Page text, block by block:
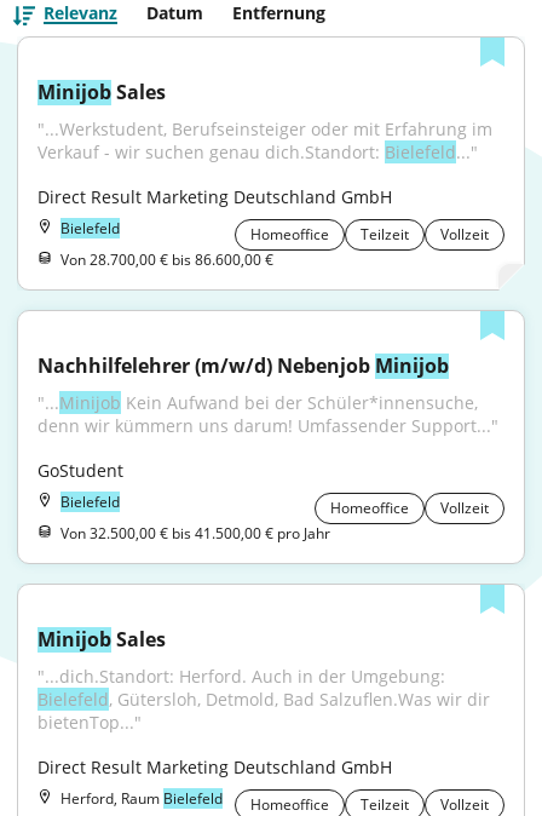
Relevanz Datum Entfernung
Minijob Sales
"...Werkstudent, Berufseinsteiger oder mit Erfahrung im
Verkauf - wir suchen genau dich.Standort: Bielefeld..."
Direct Result Marketing Deutschland GmbH
Bielefeld Homeoffice Teilzeit
Vollzeit
Von 28.700,00 € bis 86.600,00 €
Nachhilfelehrer (m/w/d) Nebenjob Minijob
"...Minijob Kein Aufwand bei der Schüler*innensuche,
denn wir kümmern uns darum! Umfassender Support..."
GoStudent
Bielefeld Homeoffice
Vollzeit
Von 32.500,00 € bis 41.500,00 € pro Jahr
Minijob Sales
Bielefeld, Gütersloh, Detmold, Bad Salzuflen.Was wir dir
bietenTop..."
Direct Result Marketing Deutschland GmbH
Herford, Raum Bielefeld Homeoffice Teilzeit
Vollzeit